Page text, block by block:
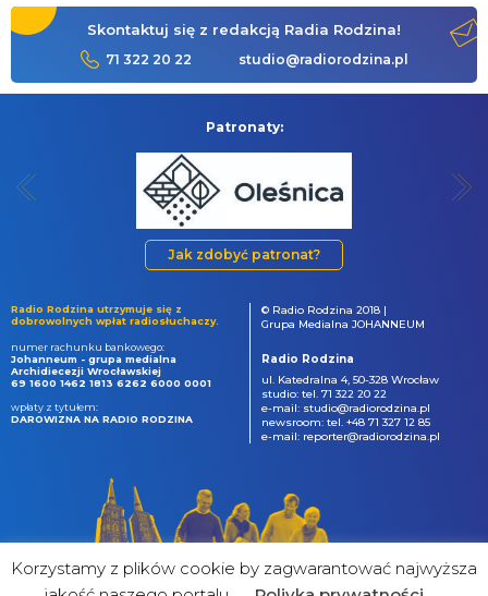
Skontaktuj się z redakcją Radia Rodzina!
71 322 20 22 studio@radiorodzina.pl
Patronaty:
Jak zdobyć patronat?
Radio Rodzina utrzymuje się z
dobrowolnych wpłat radiosłuchaczy.
numer rachunku bankowego:
Johanneum - grupa medialna
Archidiecezji Wrocławskiej
69 1600 1462 1813 6262 6000 0001
wpłaty z tytułem:
DAROWIZNA NA RADIO RODZINA
© Radio Rodzina 2018 |
Grupa Medialna JOHANNEUM
Radio Rodzina
ul. Katedralna 4, 50-328 Wrocław
studio: tel. 71 322 20 22
e-mail: studio@radiorodzina.pl
newsroom: tel. +48 71 327 12 85
e-mail: reporter@radiorodzina.pl
Korzystamy z plików cookie by zagwarantować najwyższa